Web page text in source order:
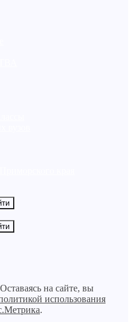
на сайте, вы
использования
.